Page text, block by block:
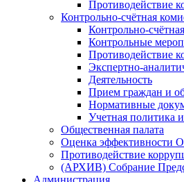
Противодействие
Контрольно-счётная
Контрольно-
Контрольные
Противодействие
Экспертно-
Деятельность
Прием граждан и
Нормативные
Учетная политика и
Общественная палата
Оценка эффективности
Противодействие
(АРХИВ) Собрание
Администрация